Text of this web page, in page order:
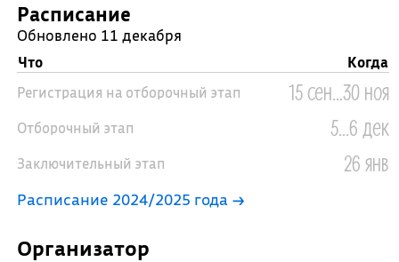
Расписание
Обновлено 11 декабря
Что
Когда
Регистрация на отборочный этап
15 сен...30 ноя
Отборочный этап 5...6 дек
Заключительный этап 26 янв
Расписание 2024/2025 года →
Организатор